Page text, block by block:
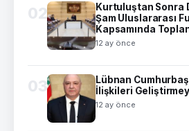
02
Kurtuluştan Sonra
Şam Uluslararası
Kapsamında
12 ay önce
03
Lübnan
İlişkileri
12 ay önce